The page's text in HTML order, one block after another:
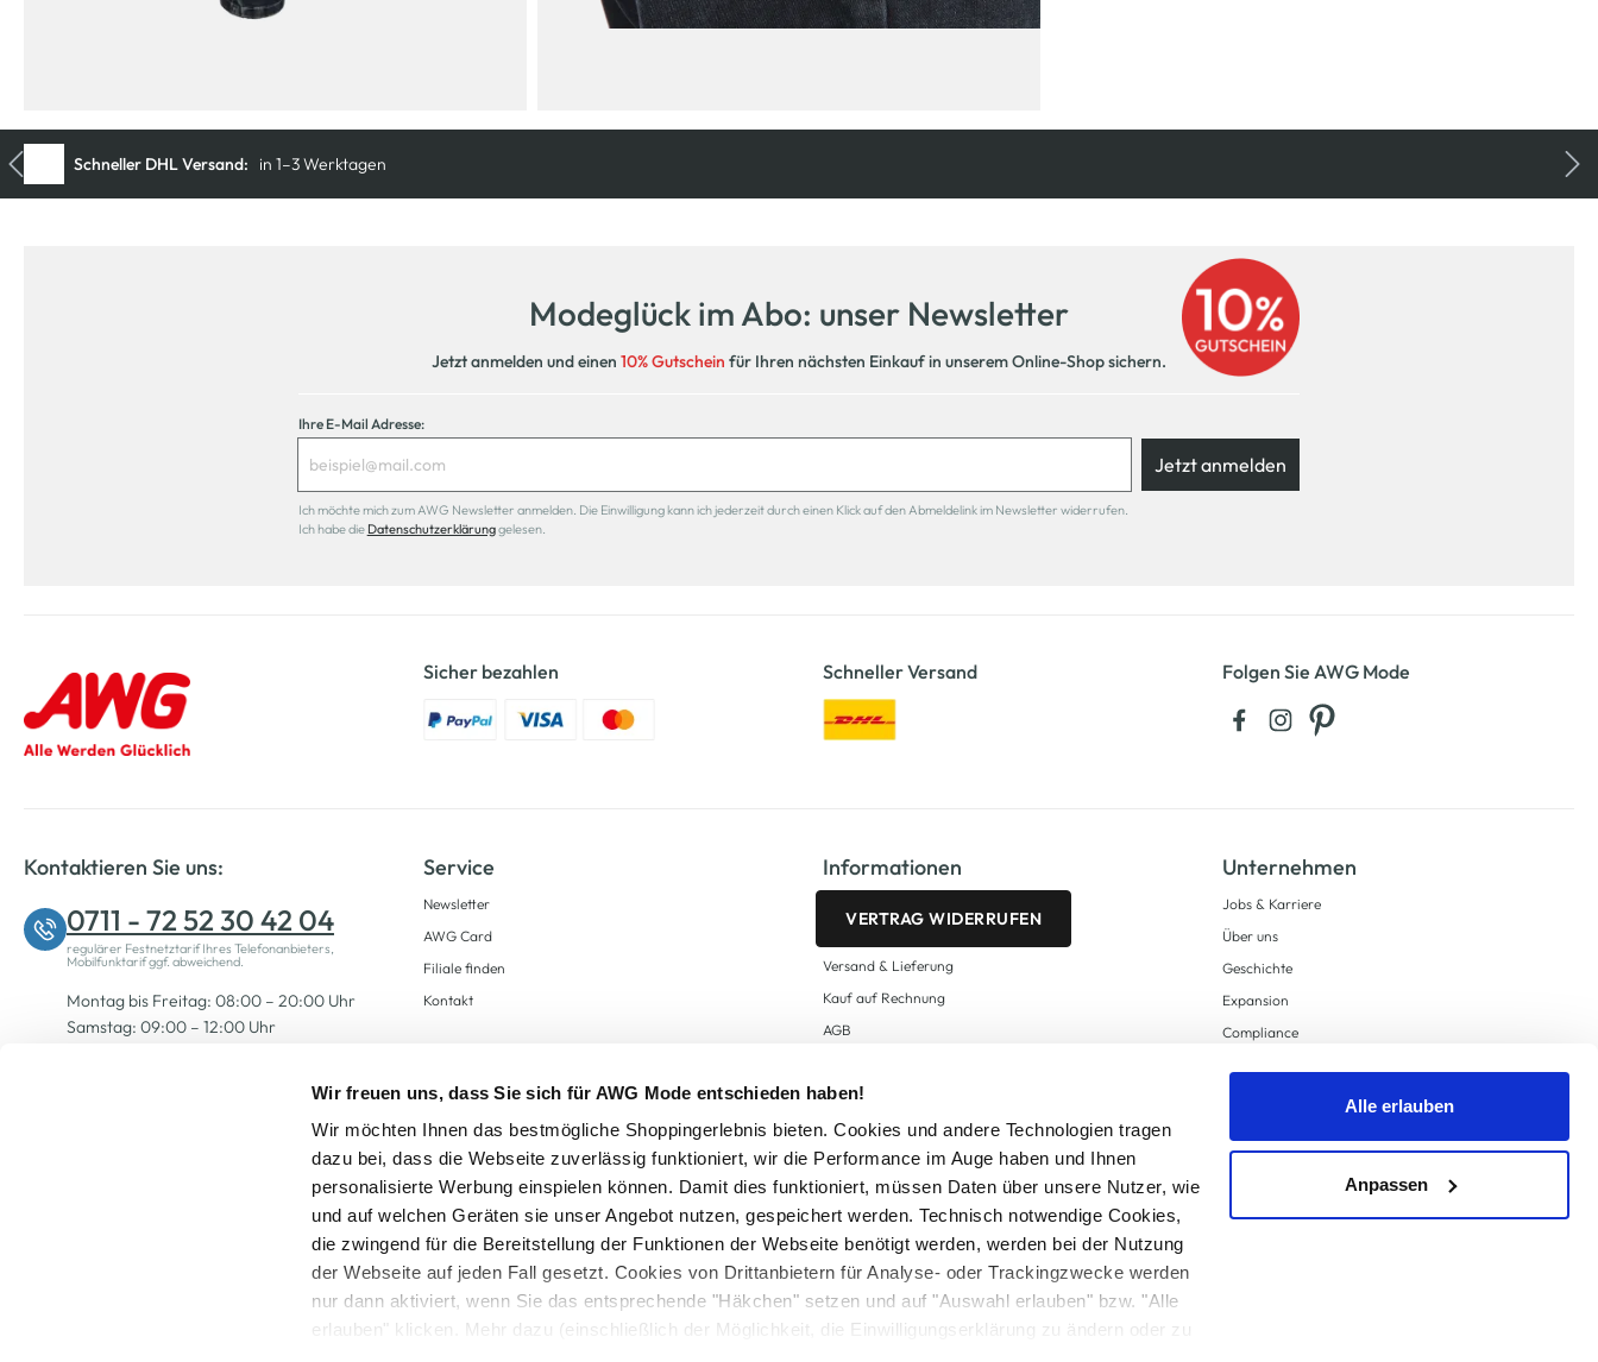
Wir freuen uns, dass Sie sich für AWG Mode entschieden haben!
Wir möchten Ihnen das bestmögliche Shoppingerlebnis bieten. Cookies und andere Technologien tragen
dazu bei, dass die Webseite zuverlässig funktioniert, wir die Performance im Auge haben und Ihnen
personalisierte Werbung einspielen können. Damit dies funktioniert, müssen Daten über unsere Nutzer, wie
und auf welchen Geräten sie unser Angebot nutzen, gespeichert werden. Technisch notwendige Cookies,
die zwingend für die Bereitstellung der Funktionen der Webseite benötigt werden, werden bei der Nutzung
der Webseite auf jeden Fall gesetzt. Cookies von Drittanbietern für Analyse- oder Trackingzwecke werden
nur dann aktiviert, wenn Sie das entsprechende "Häkchen" setzen und auf "Auswahl erlauben" bzw. "Alle
erlauben" klicken. Mehr dazu (einschließlich der Möglichkeit, die Einwilligungserklärung zu ändern oder zu
Alle erlauben
Anpassen
Modeglück im Abo: unser Newsletter
Jetzt anmelden und einen 10% Gutschein für Ihren nächsten Einkauf in unserem Online-Shop sichern.
Ihre E-Mail Adresse:
Jetzt anmelden
Ich möchte mich zum AWG Newsletter anmelden. Die Einwilligung kann ich jederzeit durch einen Klick auf den Abmeldelink im Newsletter widerrufen.
Ich habe die Datenschutzerklärunggelesen.
Sicher bezahlen Schneller Versand Folgen Sie AWG Mode
Kontaktieren Sie uns:
0711 - 72 52 30 42 04
regulärer Festnetztarif Ihres Telefonanbieters,
Mobilfunktarif ggf. abweichend.
Montag bis Freitag: 08:00 – 20:00 Uhr
Samstag: 09:00 – 12:00 Uhr
Service
Newsletter
AWG Card
Filiale finden
Kontakt
Informationen
VERTRAG WIDERRUFEN
Versand & Lieferung
Kauf auf Rechnung
AGB
Zahlungsarten
Datenschutz
AWG CARD Teilnahmebedingungen
Unternehmen
Jobs & Karriere
Über uns
Geschichte
Expansion
Compliance
Supply Chain Due Diligence
Alle Preise inkl. gesetzl. Mehrwertsteuer zzgl.